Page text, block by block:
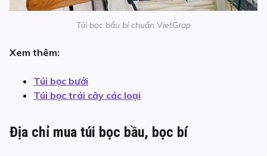
Túi bọc bầu bí chuẩn VietGrap
Xem thêm:
Túi bọc bưởi
Túi bọc trái cây các loại
Địa chỉ mua túi bọc bầu, bọc bí